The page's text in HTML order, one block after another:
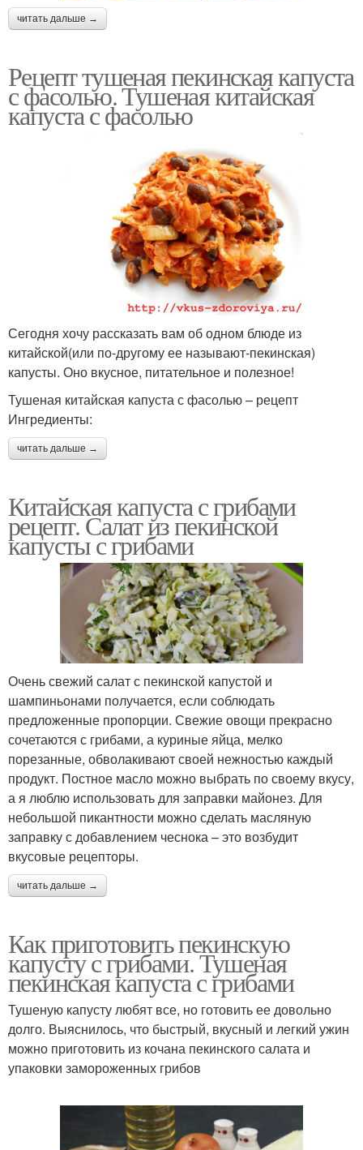
читать дальше →
Рецепт тушеная пекинская капуста
с фасолью. Тушеная китайская
капуста с фасолью
Сегодня хочу рассказать вам об одном блюде из
китайской(или по-другому ее называют-пекинская)
капусты. Оно вкусное, питательное и полезное!
Тушеная китайская капуста с фасолью – рецепт
Ингредиенты:
читать дальше →
Китайская капуста с грибами
рецепт. Салат из пекинской
капусты с грибами
Очень свежий салат с пекинской капустой и
шампиньонами получается, если соблюдать
предложенные пропорции. Свежие овощи прекрасно
сочетаются с грибами, а куриные яйца, мелко
порезанные, обволакивают своей нежностью каждый
продукт. Постное масло можно выбрать по своему вкусу,
а я люблю использовать для заправки майонез. Для
небольшой пикантности можно сделать масляную
заправку с добавлением чеснока – это возбудит
вкусовые рецепторы.
читать дальше →
Как приготовить пекинскую
капусту с грибами. Тушеная
пекинская капуста с грибами
Тушеную капусту любят все, но готовить ее довольно
долго. Выяснилось, что быстрый, вкусный и легкий ужин
можно приготовить из кочана пекинского салата и
упаковки замороженных грибов